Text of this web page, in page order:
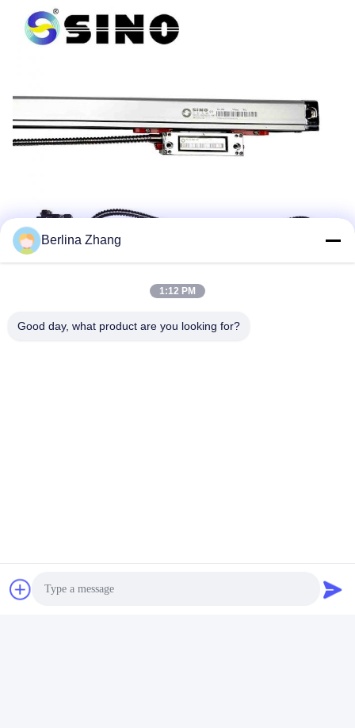
Berlina Zhang
1:12 PM
Good day, what product are you looking for?